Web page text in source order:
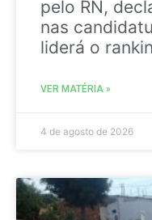
pelo RN,
nas
liderá o
VER MATÉRIA »
4 de agosto de 2026